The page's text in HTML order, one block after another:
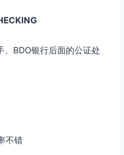
、BDO银行后面的公证处
不错